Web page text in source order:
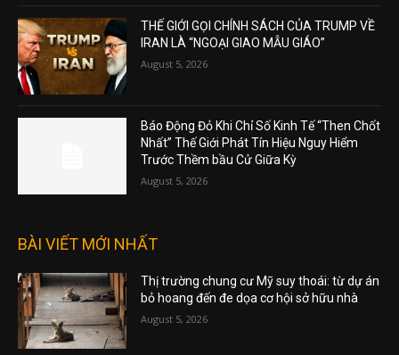
THẾ GIỚI GỌI CHÍNH SÁCH CỦA TRUMP VỀ
IRAN LÀ “NGOẠI GIAO MẪU GIÁO”
August 5, 2026
Báo Động Đỏ Khi Chỉ Số Kinh Tế “Then Chốt
Nhất” Thế Giới Phát Tín Hiệu Nguy Hiểm
Trước Thềm bầu Cử Giữa Kỳ
August 5, 2026
BÀI VIẾT MỚI NHẤT
Thị trường chung cư Mỹ suy thoái: từ dự án
bỏ hoang đến đe dọa cơ hội sở hữu nhà
August 5, 2026